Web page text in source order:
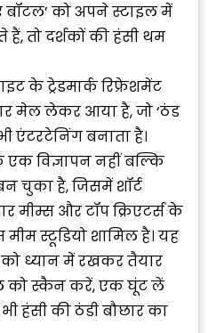
को अपने स्टाइल में
तो दर्शकों की हंसी थम
के ट्रेडमार्क रिफ्रेशमेंट
मेल लेकर आया है, जो ‘ठंड
एंटरटेनिंग बनाता है।
एक विज्ञापन नहीं बल्कि
चुका है, जिसमें शॉर्ट
मीम्स और टॉप क्रिएटर्स के
स्टूडियो शामिल है। यह
ध्यान में रखकर तैयार
को स्कैन करें, एक घूंट लें
हंसी की ठंडी बौछार का